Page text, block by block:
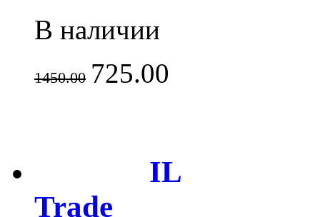
В наличии
1450.00 725.00
IL
Trade